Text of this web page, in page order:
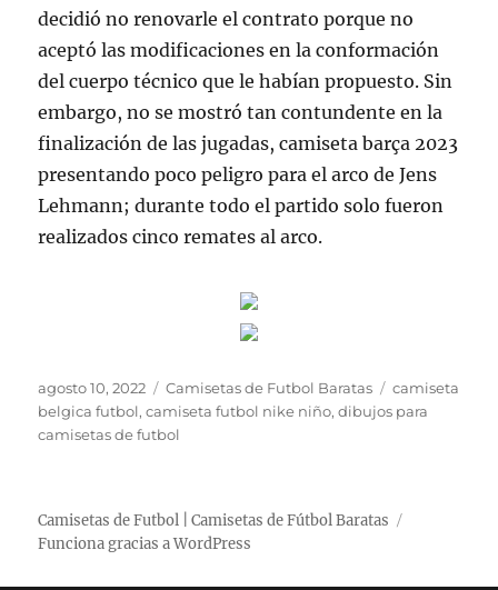
decidió no renovarle el contrato porque no
aceptó las modificaciones en la conformación
del cuerpo técnico que le habían propuesto. Sin
embargo, no se mostró tan contundente en la
finalización de las jugadas, camiseta barça 2023
presentando poco peligro para el arco de Jens
Lehmann; durante todo el partido solo fueron
realizados cinco remates al arco.
Publicado
el
agosto 10, 2022 Categorías
Camisetas de Futbol Baratas Etiquetas
camiseta
belgica futbol,camiseta futbol nike niño,dibujos para
camisetas de futbol
Camisetas de Futbol | Camisetas de Fútbol Baratas
Funciona gracias a WordPress